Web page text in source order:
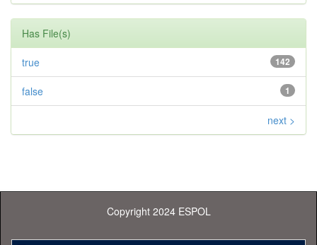
Has File(s)
142
true
1
false
next >
Copyright 2024 ESPOL